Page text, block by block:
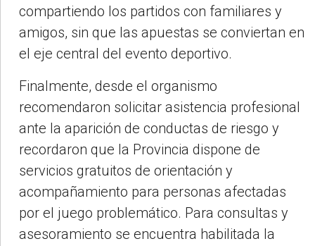
compartiendo los partidos con familiares y
amigos, sin que las apuestas se conviertan en
el eje central del evento deportivo.
Finalmente, desde el organismo
recomendaron solicitar asistencia profesional
ante la aparición de conductas de riesgo y
recordaron que la Provincia dispone de
servicios gratuitos de orientación y
acompañamiento para personas afectadas
por el juego problemático. Para consultas y
asesoramiento se encuentra habilitada la